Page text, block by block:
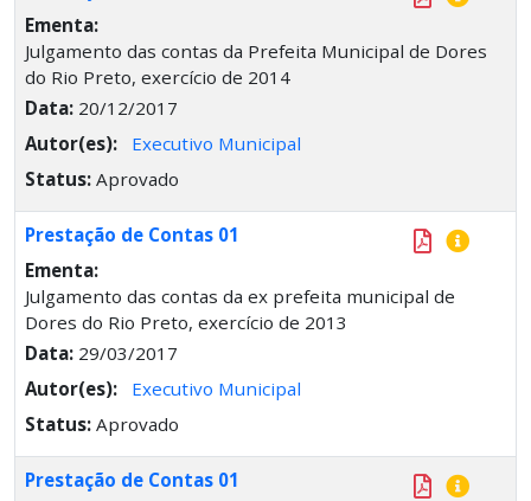
Ementa:
Julgamento das contas da Prefeita Municipal de Dores
do Rio Preto, exercício de 2014
Data: 20/12/2017
Autor(es):
Executivo Municipal
Status: Aprovado
Prestação de Contas 01
Ementa:
Julgamento das contas da ex prefeita municipal de
Dores do Rio Preto, exercício de 2013
Data: 29/03/2017
Autor(es):
Executivo Municipal
Status: Aprovado
Prestação de Contas 01